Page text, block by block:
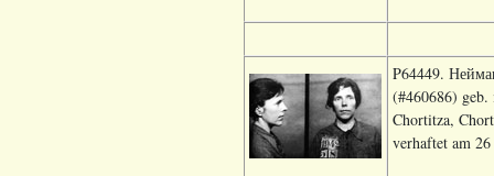
P64449.
(#460686)
Chortitza,
verhaftet am